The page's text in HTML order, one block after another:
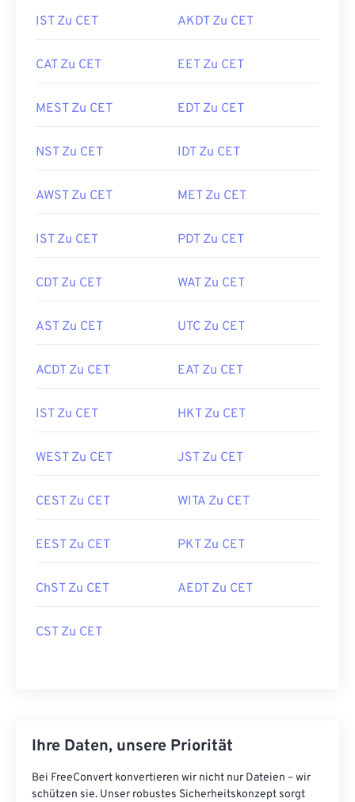
IST Zu CET AKDT Zu CET
CAT Zu CET EET Zu CET
MEST Zu CET EDT Zu CET
NST Zu CET IDT Zu CET
AWST Zu CET MET Zu CET
IST Zu CET PDT Zu CET
CDT Zu CET WAT Zu CET
AST Zu CET UTC Zu CET
ACDT Zu CET EAT Zu CET
IST Zu CET HKT Zu CET
WEST Zu CET JST Zu CET
CEST Zu CET WITA Zu CET
EEST Zu CET PKT Zu CET
ChST Zu CET AEDT Zu CET
CST Zu CET
Ihre Daten, unsere Priorität
Bei FreeConvert konvertieren wir nicht nur Dateien – wir
schützen sie. Unser robustes Sicherheitskonzept sorgt